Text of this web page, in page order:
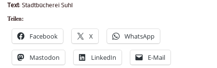
Text: Stadtbücherei Suhl
Teilen:
Facebook X WhatsApp
Mastodon LinkedIn E-Mail